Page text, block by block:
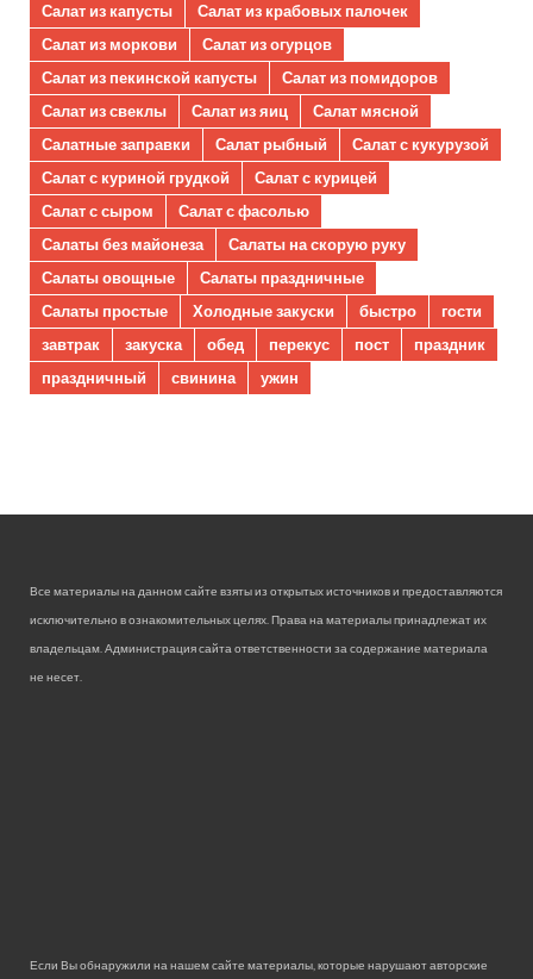
Салат из капусты
Салат из крабовых палочек
Салат из моркови
Салат из огурцов
Салат из пекинской капусты
Салат из помидоров
Салат из свеклы
Салат из яиц
Салат мясной
Салатные заправки
Салат рыбный
Салат с кукурузой
Салат с куриной грудкой
Салат с курицей
Салат с сыром
Салат с фасолью
Салаты без майонеза
Салаты на скорую руку
Салаты овощные
Салаты праздничные
Салаты простые
Холодные закуски быстро
гости
завтрак
закуска обед перекус пост
праздник
праздничный
свинина ужин
Все материалы на данном сайте взяты из открытых источников и предоставляются
исключительно в ознакомительных целях. Права на материалы принадлежат их
владельцам. Администрация сайта ответственности за содержание материала
не несет.
Если Вы обнаружили на нашем сайте материалы, которые нарушают авторские